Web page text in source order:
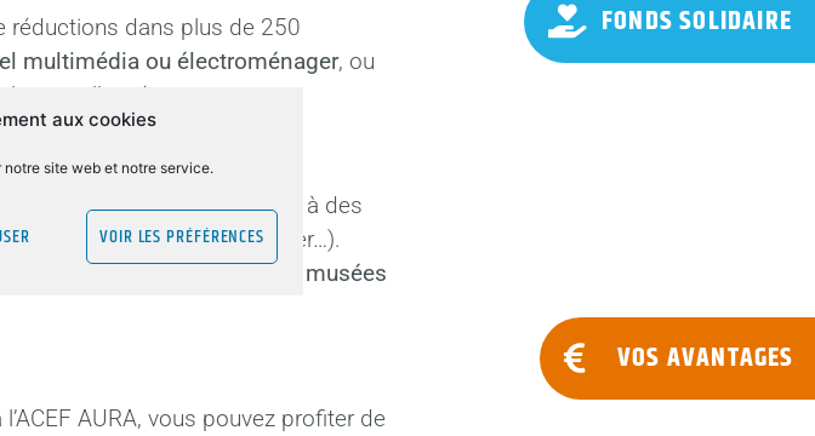
aux cookies
site web et notre service.
VOIR LES PRÉFÉRENCES
FONDS SOLIDAIRE
VOS AVANTAGES
réductions dans plus de 250
multimédia ou électroménager, ou
toute l’année.
AURA vous donne accès à des
thalasso, montagne, mer…).
:
spectacles, concerts, musées
AURA, vous pouvez profiter de